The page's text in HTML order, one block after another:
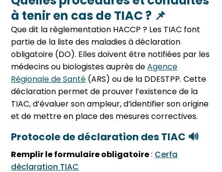
à tenir en cas de TIAC ? 📌
Que dit la réglementation HACCP ? Les TIAC font
partie de la liste des maladies à déclaration
obligatoire (DO). Elles doivent être notifiées par les
médecins ou biologistes auprès deAgence
Régionale de Santé (ARS) ou de la DDESTPP. Cette
déclaration permet de prouver l’existence de la
TIAC, d’évaluer son ampleur, d’identifier son origine
et de mettre en place des mesures correctives.
Protocole de déclaration des TIAC 🔊
Remplir le formulaire obligatoire: Cerfa
déclaration TIAC